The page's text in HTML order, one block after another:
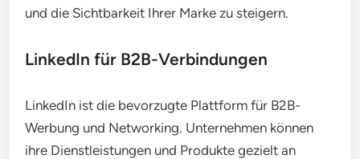
und die Sichtbarkeit Ihrer Marke zu steigern.
LinkedIn für B2B-Verbindungen
LinkedIn ist die bevorzugte Plattform für B2B-
Werbung und Networking. Unternehmen können
ihre Dienstleistungen und Produkte gezielt an